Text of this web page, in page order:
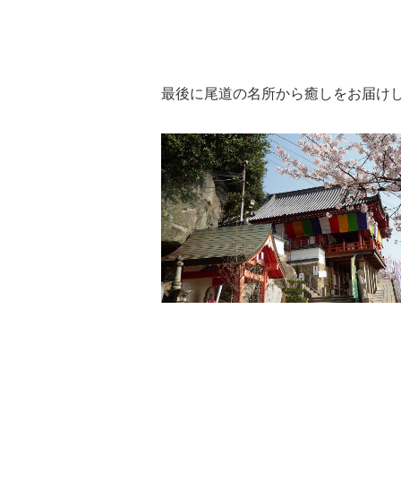
最後に尾道の名所から癒しをお届け